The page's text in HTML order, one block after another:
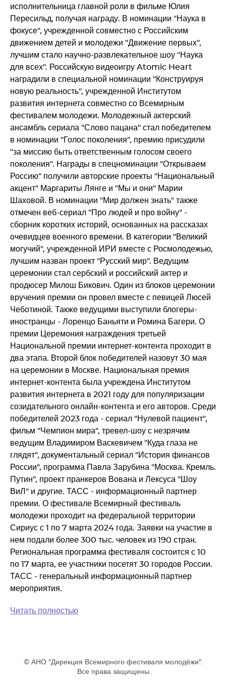
исполнительница главной роли в фильме Юлия
Пересильд, получая награду. В номинации "Наука в
фокусе", учрежденной совместно с Российским
движением детей и молодежи "Движение первых",
лучшим стало научно-развлекательное шоу "Наука
для всех". Российскую видеоигру Atomic Heart
наградили в специальной номинации "Конструируя
новую реальность", учрежденной Институтом
развития интернета совместно со Всемирным
фестивалем молодежи. Молодежный актерский
ансамбль сериала "Слово пацана" стал победителем
в номинации "Голос поколения", премию присудили
"за миссию быть ответственным голосом своего
поколения". Награды в спецноминации "Открываем
Россию" получили авторские проекты "Национальный
акцент" Маргариты Лянге и "Мы и они" Марии
Шаховой. В номинации "Мир должен знать" также
отмечен веб-сериал "Про людей и про войну" -
сборник коротких историй, основанных на рассказах
очевидцев военного времени. В категории "Великий
могучий", учрежденной ИРИ вместе с Росмолодежью,
лучшим назван проект "Русский мир". Ведущим
церемонии стал сербский и российский актер и
продюсер Милош Бикович. Один из блоков церемонии
вручения премии он провел вместе с певицей Люсей
Чеботиной. Также ведущими выступили блогеры-
иностранцы - Лоренцо Баньяти и Ромина Багери. О
премии Церемония награждения третьей
Национальной премии интернет-контента проходит в
два этапа. Второй блок победителей назовут 30 мая
на церемонии в Москве. Национальная премия
интернет-контента была учреждена Институтом
развития интернета в 2021 году для популяризации
созидательного онлайн-контента и его авторов. Среди
победителей 2023 года - сериал "Нулевой пациент",
фильм "Чемпион мира", тревел-шоу с незрячим
ведущим Владимиром Васкевичем "Куда глаза не
глядят", документальный сериал "История финансов
России", программа Павла Зарубина "Москва. Кремль.
Путин", проект пранкеров Вована и Лексуса "Шоу
ВиЛ" и другие. ТАСС - информационный партнер
премии. О фестивале Всемирный фестиваль
молодежи проходит на федеральной территории
Сириус с 1 по 7 марта 2024 года. Заявки на участие в
нем подали более 300 тыс. человек из 190 стран.
Региональная программа фестиваля состоится с 10
по 17 марта, ее участники посетят 30 городов России.
ТАСС - генеральный информационный партнер
мероприятия.
Читать полностью
© АНО "Дирекция Всемирного фестиваля молодёжи".
Все права защищены.